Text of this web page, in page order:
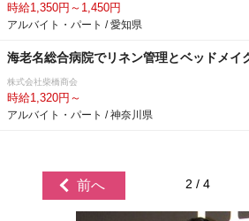
時給1,350円～1,450円
アルバイト・パート / 愛知県
海老名総合病院でリネン管理とベッドメイ
株式会社柴橋商会
時給1,320円～
アルバイト・パート / 神奈川県
前へ 2 / 4